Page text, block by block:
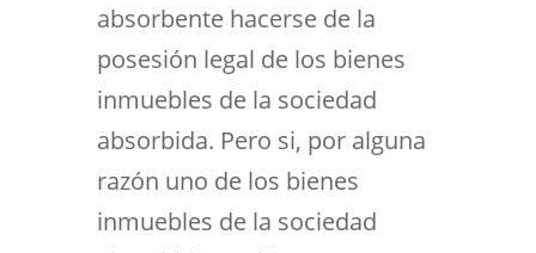
absorbente hacerse de la
posesión legal de los bienes
inmuebles de la sociedad
absorbida. Pero si, por alguna
razón uno de los bienes
inmuebles de la sociedad